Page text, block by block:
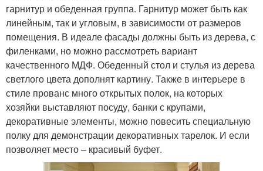
гарнитур и обеденная группа. Гарнитур может быть как
линейным, так и угловым, в зависимости от размеров
помещения. В идеале фасады должны быть из дерева, с
филенками, но можно рассмотреть вариант
качественного МДФ. Обеденный стол и стулья из дерева
светлого цвета дополнят картину. Также в интерьере в
стиле прованс много открытых полок, на которых
хозяйки выставляют посуду, банки с крупами,
декоративные элементы, можно повесить специальную
полку для демонстрации декоративных тарелок. И если
позволяет место – красивый буфет.